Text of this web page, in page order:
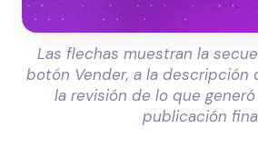
Las flechas muestran la
botón Vender, a la descripción
la revisión de lo que generó
publicación